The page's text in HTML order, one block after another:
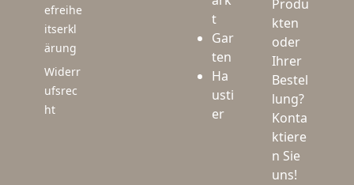
efreihe
itserkl
ärung
Widerr
ufsrec
ht
t
Gar
ten
Ha
usti
er
Produ
kten
oder
Ihrer
Bestel
lung?
Konta
ktiere
n Sie
uns!